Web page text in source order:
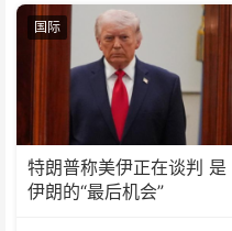
国际
特朗普称美伊正在谈判 是
伊朗的“最后机会”